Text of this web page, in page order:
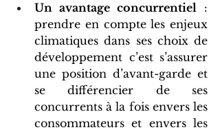
Un avantage concurrentiel :
prendre en compte les enjeux
climatiques dans ses choix de
développement c’est s’assurer
une position d’avant-garde et
se différencier de ses
concurrents à la fois envers les
consommateurs et envers les